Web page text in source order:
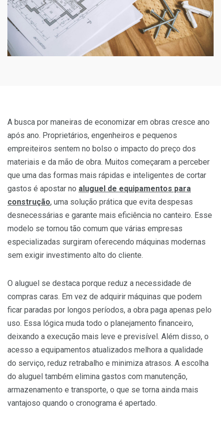
A busca por maneiras de economizar em obras cresce ano
após ano. Proprietários, engenheiros e pequenos
empreiteiros sentem no bolso o impacto do preço dos
materiais e da mão de obra. Muitos começaram a perceber
que uma das formas mais rápidas e inteligentes de cortar
gastos é apostar no aluguel de equipamentos para
construção, uma solução prática que evita despesas
desnecessárias e garante mais eficiência no canteiro. Esse
modelo se tornou tão comum que várias empresas
especializadas surgiram oferecendo máquinas modernas
sem exigir investimento alto do cliente.
O aluguel se destaca porque reduz a necessidade de
compras caras. Em vez de adquirir máquinas que podem
ficar paradas por longos períodos, a obra paga apenas pelo
uso. Essa lógica muda todo o planejamento financeiro,
deixando a execução mais leve e previsível. Além disso, o
acesso a equipamentos atualizados melhora a qualidade
do serviço, reduz retrabalho e minimiza atrasos. A escolha
do aluguel também elimina gastos com manutenção,
armazenamento e transporte, o que se torna ainda mais
vantajoso quando o cronograma é apertado.